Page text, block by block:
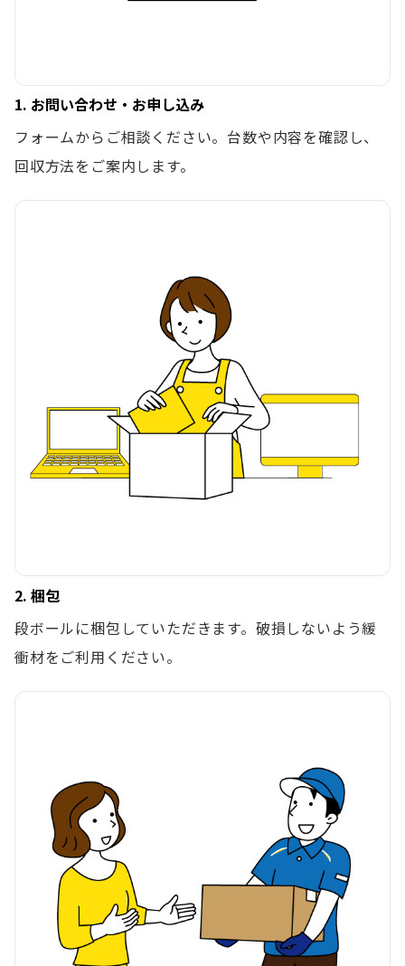
1. お問い合わせ・お申し込み
フォームからご相談ください。台数や内容を確認し、
回収方法をご案内します。
2. 梱包
段ボールに梱包していただきます。破損しないよう緩
衝材をご利用ください。